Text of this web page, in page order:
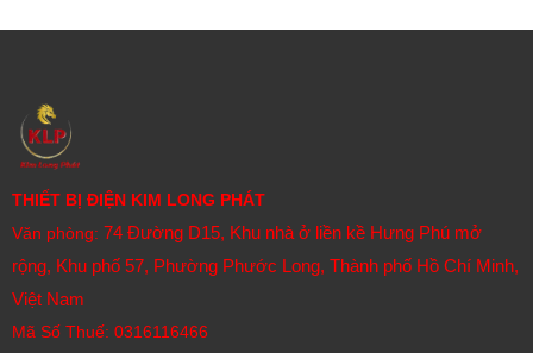
lần. Khi dòng điện vượt quá định mức, dây chảy bên
trong cầu chì sẽ nóng chảy và đứt mạch.
Công dụng:
Bảo vệ mạch điện và thiết bị khỏi quá
dạng và kích thước khác nhau tùy theo tiêu chuẩn và
dòng điện định mức.
Đặc điểm:Bảo vệ nhanh chóng, giá thành thấp, cần
THIẾT BỊ ĐIỆN KIM LONG PHÁT
Văn phòng: 74 Đường D15, Khu nhà ở liền kề Hưng Phú mở
rộng, Khu phố 57, Phường Phước Long, Thành phố Hồ Chí Minh,
Việt Nam
Mã Số Thuế: 0316116466